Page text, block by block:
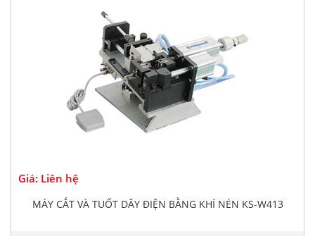
Giá: Liên hệ
MÁY CẮT VÀ TUỐT DÂY ĐIỆN BẰNG KHÍ NÉN KS-W413